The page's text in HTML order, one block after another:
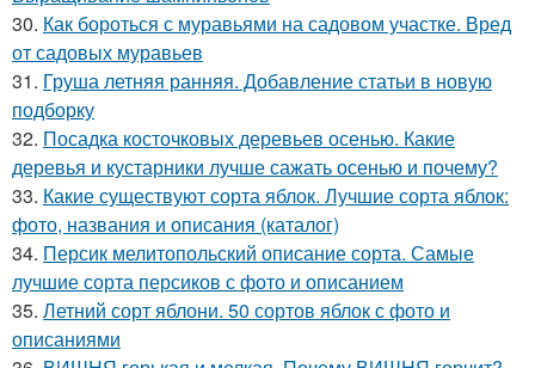
30. Как бороться с муравьями на садовом участке. Вред
от садовых муравьев
31. Груша летняя ранняя. Добавление статьи в новую
подборку
32. Посадка косточковых деревьев осенью. Какие
деревья и кустарники лучше сажать осенью и почему?
33. Какие существуют сорта яблок. Лучшие сорта яблок:
фото, названия и описания (каталог)
34. Персик мелитопольский описание сорта. Самые
лучшие сорта персиков с фото и описанием
35. Летний сорт яблони. 50 сортов яблок с фото и
описаниями